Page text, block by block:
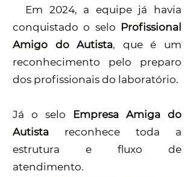
Em 2024, a equipe já havia
conquistado o selo Profissional
Amigo do Autista, que é um
reconhecimento pelo preparo
dos profissionais do laboratório.
Já o selo Empresa Amiga do
Autista reconhece toda a
estrutura e fluxo de
atendimento.